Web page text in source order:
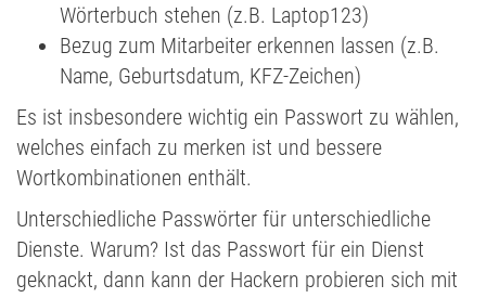
Wörterbuch stehen (z.B. Laptop123)
Bezug zum Mitarbeiter erkennen lassen (z.B.
Name, Geburtsdatum, KFZ-Zeichen)
Es ist insbesondere wichtig ein Passwort zu wählen,
welches einfach zu merken ist und bessere
Wortkombinationen enthält.
Unterschiedliche Passwörter für unterschiedliche
Dienste. Warum? Ist das Passwort für ein Dienst
geknackt, dann kann der Hackern probieren sich mit